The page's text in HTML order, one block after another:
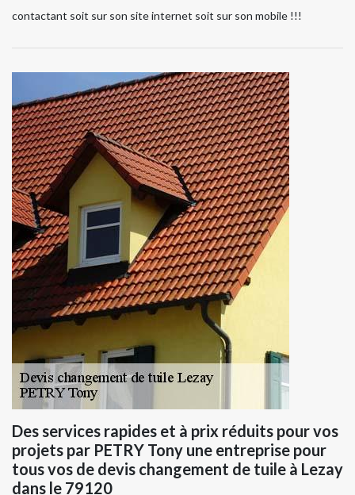
contactant soit sur son site internet soit sur son mobile !!!
Des services rapides et à prix réduits pour vos
projets par PETRY Tony une entreprise pour
tous vos de devis changement de tuile à Lezay
dans le 79120